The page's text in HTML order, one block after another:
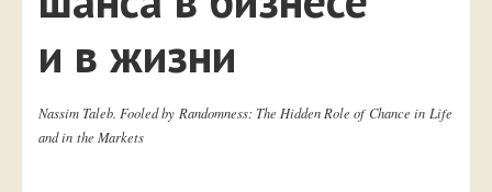
и в жизни
Nassim Taleb. Fooled by Randomness: The Hidden Role of Chance in Life
and in the Markets